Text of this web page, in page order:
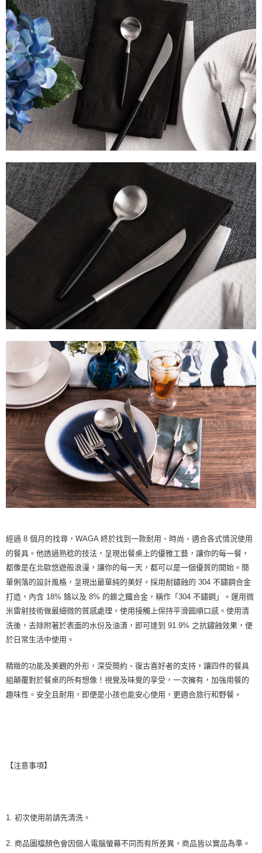
經過 8 個月的找尋，WAGA 終於找到一款耐用、時尚、適合各式情況使用
的餐具。他透過熟稔的技法，呈現出餐桌上的優雅工藝，讓你的每一餐，
都像是在北歐悠遊般浪漫，讓你的每一天，都可以是一個優質的開始。簡
單俐落的設計風格，呈現出最單純的美好。採用耐鏽蝕的 304 不鏽鋼合金
打造，內含 18% 鉻以及 8% 的鎳之鐵合金，稱作「304 不鏽鋼」。運用微
米雷射技術做最細微的質感處理，使用接觸上保持平滑圓順口感。使用清
洗後，去除附著於表面的水份及油漬，即可達到 91.9% 之抗鏽蝕效果，便
於日常生活中使用。
精緻的功能及美觀的外形，深受簡約、復古喜好者的支持，讓四件的餐具
組顛覆對於餐桌的所有想像！視覺及味覺的享受，一次擁有，加強用餐的
趣味性。安全且耐用，即便是小孩也能安心使用，更適合旅行和野餐。
【注意事項】
1. 初次使用前請先清洗。
2. 商品圖檔顏色會因個人電腦螢幕不同而有所差異，商品皆以實品為準。